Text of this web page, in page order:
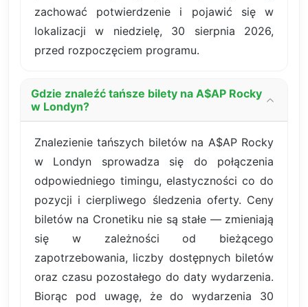
zachować potwierdzenie i pojawić się w
lokalizacji w niedzielę, 30 sierpnia 2026,
przed rozpoczęciem programu.
Gdzie znaleźć tańsze bilety na A$AP Rocky
w Londyn?
Znalezienie tańszych biletów na A$AP Rocky
w Londyn sprowadza się do połączenia
odpowiedniego timingu, elastyczności co do
pozycji i cierpliwego śledzenia oferty. Ceny
biletów na Cronetiku nie są stałe — zmieniają
się w zależności od bieżącego
zapotrzebowania, liczby dostępnych biletów
oraz czasu pozostałego do daty wydarzenia.
Biorąc pod uwagę, że do wydarzenia 30